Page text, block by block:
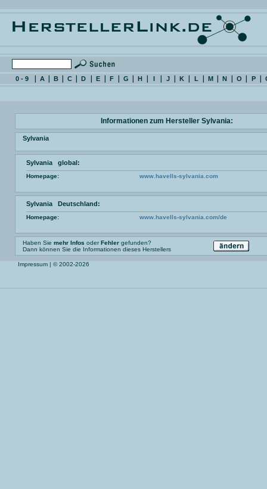
0 - 9 A B C D E F G H I J K L M N O P
Informationen zum Hersteller Sylvania:
Sylvania
Sylvania global:
Homepage: www.havells-sylvania.com
Sylvania Deutschland:
Homepage: www.havells-sylvania.com/de
Haben Sie mehr Infos oderFehler gefunden?
Dann können Sie die Informationen dieses Herstellers
Impressum | © 2002-2026